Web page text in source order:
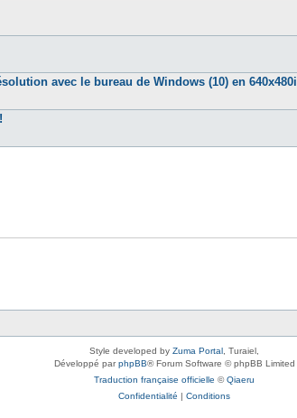
avec le bureau de Windows (10) en 640x480i
Style developed by Zuma Portal , Turaiel,
Développé parphpBB® Forum Software © phpBB Limited
Traduction française officielle ©Qiaeru
Confidentialité | Conditions